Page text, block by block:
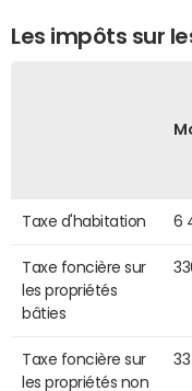
Les impôts sur
Taxe d'habitation 6
Taxe foncière sur
les propriétés
bâties
Taxe foncière sur
les propriétés non